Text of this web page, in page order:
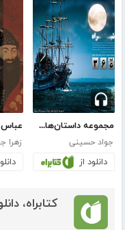
مجموعه داستان‌های کوتاه شبراه
جواد حسینی
دانلود از
زهرا
کتابراه،